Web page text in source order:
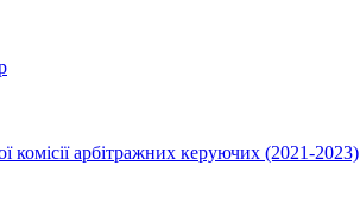
арбітражних керуючих (2021-2023)